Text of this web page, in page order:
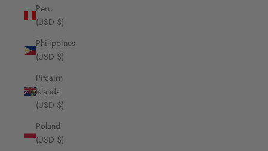
Peru
(USD $)
Philippines
(USD $)
Pitcairn
Islands
(USD $)
Poland
(USD $)